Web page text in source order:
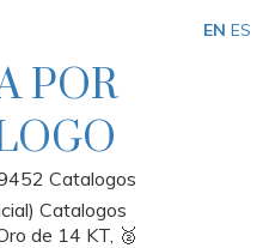
POR
Catalogos
Catalogos
de 14 KT, 🥈
EN ES